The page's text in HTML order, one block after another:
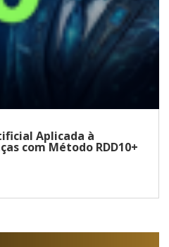
Aplicada à
com Método RDD10+